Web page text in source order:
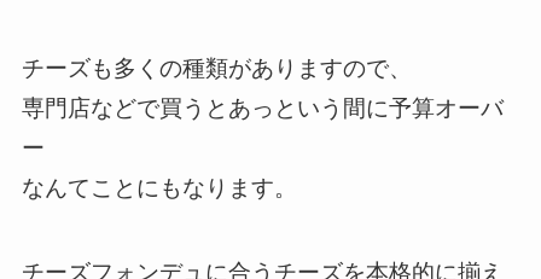
チーズも多くの種類がありますので、
専門店などで買うとあっという間に予算オーバ
ー
なんてことにもなります。
チーズフォンデュに合うチーズを本格的に揃え